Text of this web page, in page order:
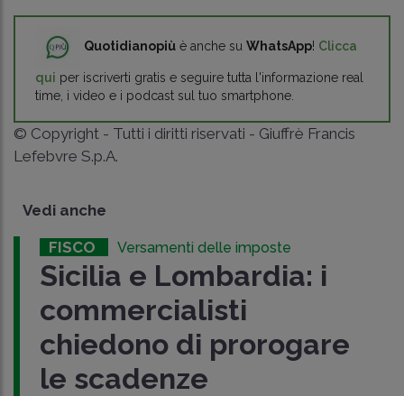
Quotidianopiù è anche su WhatsApp! Clicca
qui per iscriverti gratis e seguire tutta l'informazione real
time, i video e i podcast sul tuo smartphone.
© Copyright - Tutti i diritti riservati - Giuffrè Francis
Lefebvre S.p.A.
Vedi anche
FISCO Versamenti delle imposte
Sicilia e Lombardia: i
commercialisti
chiedono di prorogare
le scadenze